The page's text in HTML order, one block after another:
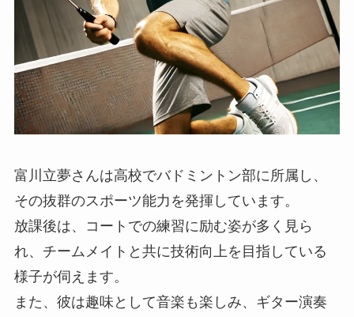
富川立夢さんは高校でバドミントン部に所属し、
その抜群のスポーツ能力を発揮しています。
放課後は、コートでの練習に励む姿が多く見ら
れ、チームメイトと共に技術向上を目指している
様子が伺えます。
また、彼は趣味として音楽も楽しみ、ギター演奏